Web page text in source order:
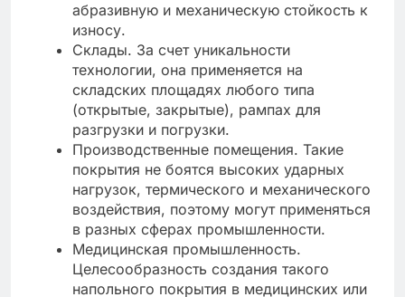
абразивную и механическую стойкость к
износу.
Склады. За счет уникальности
технологии, она применяется на
складских площадях любого типа
(открытые, закрытые), рампах для
разгрузки и погрузки.
Производственные помещения. Такие
покрытия не боятся высоких ударных
нагрузок, термического и механического
воздействия, поэтому могут применяться
в разных сферах промышленности.
Медицинская промышленность.
Целесообразность создания такого
напольного покрытия в медицинских или